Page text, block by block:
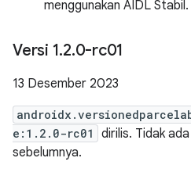
menggunakan AIDL Stabil.
Versi 1.2.0-rc01
13 Desember 2023
e:1.2.0-rc01
dirilis. Tidak
sebelumnya.